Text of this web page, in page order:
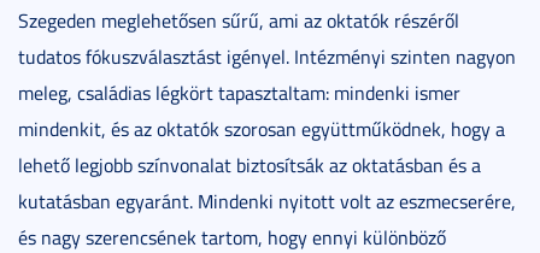
Szegeden meglehetősen sűrű, ami az oktatók részéről
tudatos fókuszválasztást igényel. Intézményi szinten nagyon
meleg, családias légkört tapasztaltam: mindenki ismer
mindenkit, és az oktatók szorosan együttműködnek, hogy a
lehető legjobb színvonalat biztosítsák az oktatásban és a
kutatásban egyaránt. Mindenki nyitott volt az eszmecserére,
és nagy szerencsének tartom, hogy ennyi különböző